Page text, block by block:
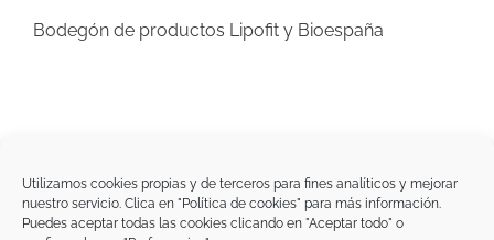
Utilizamos cookies propias y de terceros para fines analíticos y mejorar
nuestro servicio. Clica en "Política de cookies" para más información.
Puedes aceptar todas las cookies clicando en "Aceptar todo" o
Bodegón de productos Lipofit y Bioespaña
Tegoder Cosmetics
48170 Zamudio (Bizkaia) - España